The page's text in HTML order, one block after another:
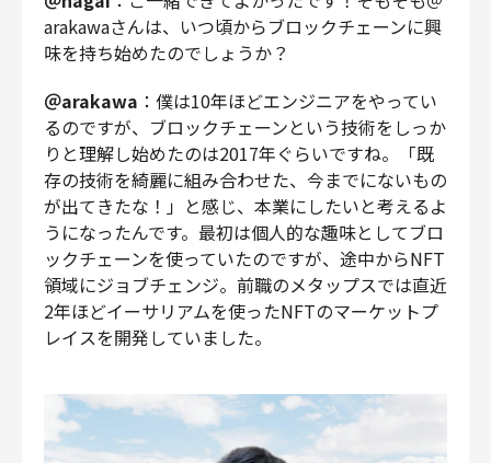
arakawaさんは、いつ頃からブロックチェーンに興
味を持ち始めたのでしょうか？
＠arakawa ：僕は10年ほどエンジニアをやってい
るのですが、ブロックチェーンという技術をしっか
りと理解し始めたのは2017年ぐらいですね。「既
存の技術を綺麗に組み合わせた、今までにないもの
が出てきたな！」と感じ、本業にしたいと考えるよ
うになったんです。最初は個人的な趣味としてブロ
ックチェーンを使っていたのですが、途中からNFT
領域にジョブチェンジ。前職のメタップスでは直近
2年ほどイーサリアムを使ったNFTのマーケットプ
レイスを開発していました。